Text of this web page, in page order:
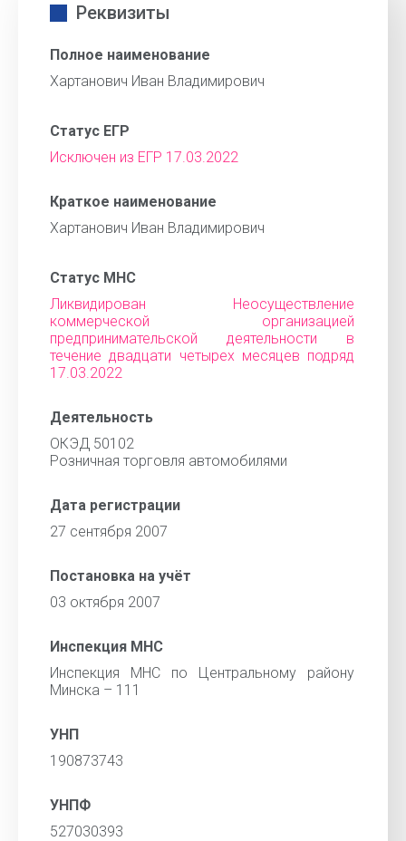
Реквизиты
Полное наименование
Хартанович Иван Владимирович
Статус ЕГР
Исключен из ЕГР 17.03.2022
Краткое наименование
Хартанович Иван Владимирович
Статус МНС
Ликвидирован Неосуществление
коммерческой организацией
предпринимательской деятельности в
течение двадцати четырех месяцев подряд
17.03.2022
Деятельность
ОКЭД 50102
Розничная торговля автомобилями
Дата регистрации
27 сентября 2007
Постановка на учёт
03 октября 2007
Инспекция МНС
Инспекция МНС по Центральному району
Минска – 111
УНП
190873743
УНПФ
527030393